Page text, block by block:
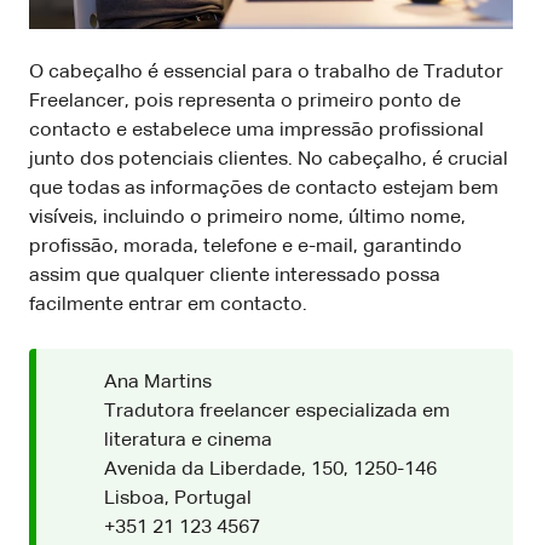
O cabeçalho é essencial para o trabalho de Tradutor
Freelancer, pois representa o primeiro ponto de
contacto e estabelece uma impressão profissional
junto dos potenciais clientes. No cabeçalho, é crucial
que todas as informações de contacto estejam bem
visíveis, incluindo o primeiro nome, último nome,
profissão, morada, telefone e e-mail, garantindo
assim que qualquer cliente interessado possa
facilmente entrar em contacto.
Ana Martins
Tradutora freelancer especializada em
literatura e cinema
Avenida da Liberdade, 150, 1250-146
Lisboa, Portugal
+351 21 123 4567